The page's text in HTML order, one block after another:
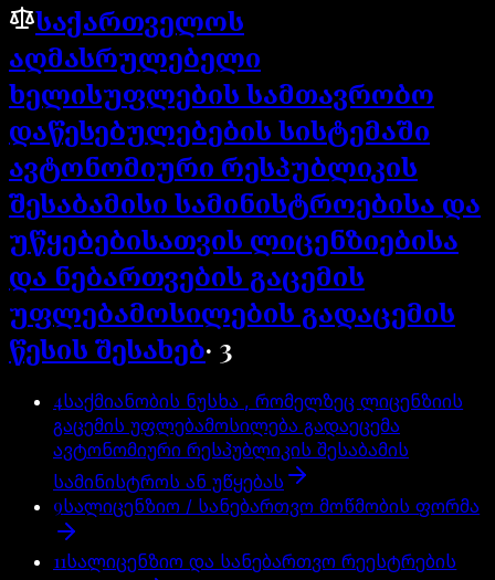
საქართველოს
აღმასრულებელი
ხელისუფლების სამთავრობო
დაწესებულებების სისტემაში
ავტონომიური რესპუბლიკის
შესაბამისი სამინისტროებისა და
უწყებებისათვის ლიცენზიებისა
და ნებართვების გაცემის
უფლებამოსილების გადაცემის
წესის შესახებ· 3
4საქმიანობის ნუსხა , რომელზეც ლიცენზიის
გაცემის უფლებამოსილება გადაეცემა
ავტონომიური რესპუბლიკის შესაბამის
სამინისტროს ან უწყებას
9სალიცენზიო / სანებართვო მოწმობის ფორმა
11სალიცენზიო და სანებართვო რეესტრების